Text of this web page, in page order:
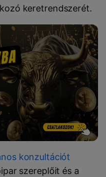
keretrendszerét.
konzultációt
szereplőit és a